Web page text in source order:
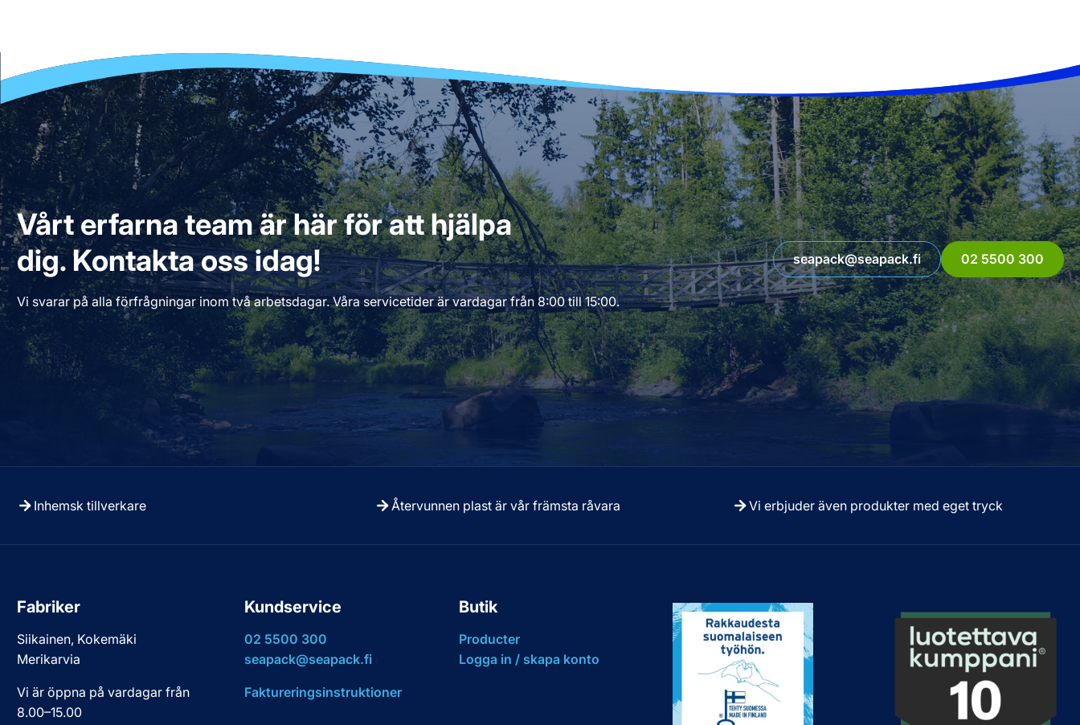
Vårt erfarna team är här för att hjälpa
dig. Kontakta oss idag!
Vi svarar på alla förfrågningar inom två arbetsdagar. Våra servicetider är vardagar från 8:00 till 15:00.
seapack@seapack.fi 02 5500 300
Inhemsk tillverkare Återvunnen plast är vår främsta råvara Vi erbjuder även produkter med eget tryck
Fabriker
Siikainen, Kokemäki
Merikarvia
Vi är öppna på vardagar från
8.00–15.00
Kundservice
02 5500 300
seapack@seapack.fi
Faktureringsinstruktioner
Butik
Producter
Logga in / skapa konto